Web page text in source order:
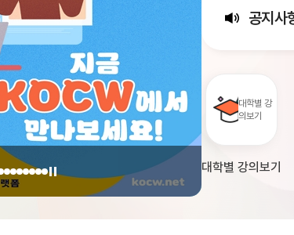
공지사
대학별 강
의보기
대학별 강의보기